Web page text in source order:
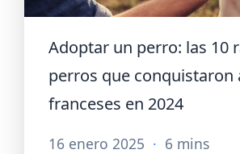
Adoptar un perro: las 10
perros que conquistaron
franceses en 2024
16 enero 2025 · 6 mins